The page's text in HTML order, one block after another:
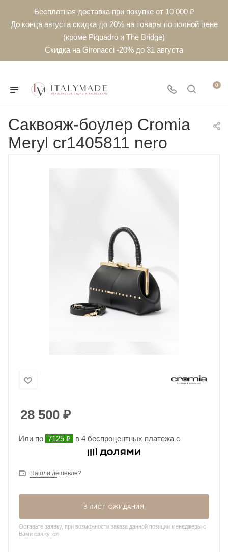
Бесплатная доставка при покупке от 10 000 ₽
До конца августа скидка до 20% на товары по полной цене
(кроме Piquadro и The Bridge)
Скидка на Gironacci -20% до 31 августа
0
Саквояж-боулер Cromia
Meryl cr1405811 nero
28 500 ₽
Или по 7125 ₽ в 4 беспроцентных платежа с
Нашли дешевле?
В ЛИСТ ОЖИДАНИЯ
Оставьте заявку, при возможности заказа данной позиции менеджеры с
Вами свяжутся